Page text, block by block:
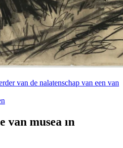
van de nalatenschap van een van
van musea in